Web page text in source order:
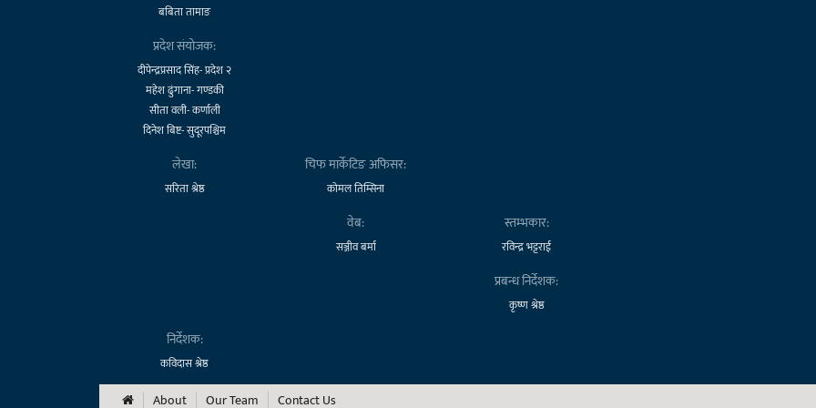
बबिता तामाङ
प्रदेश संयोजक:
दीपेन्द्रप्रसाद सिंह- प्रदेश २
महेश ढुंगाना- गण्डकी
सीता वली- कर्णाली
दिनेश बिष्ट- सुदूरपश्चिम
लेखा:
सरिता श्रेष्ठ
चिफ मार्केटिङ अफिसर:
कोमल तिम्सिना
वेब:
सञ्जीव बर्मा
स्तम्भकार:
रविन्द्र भट्टराई
प्रबन्ध निर्देशक:
कृष्ण श्रेष्ठ
निर्देशक:
कविदास श्रेष्ठ
About Our Team Contact Us